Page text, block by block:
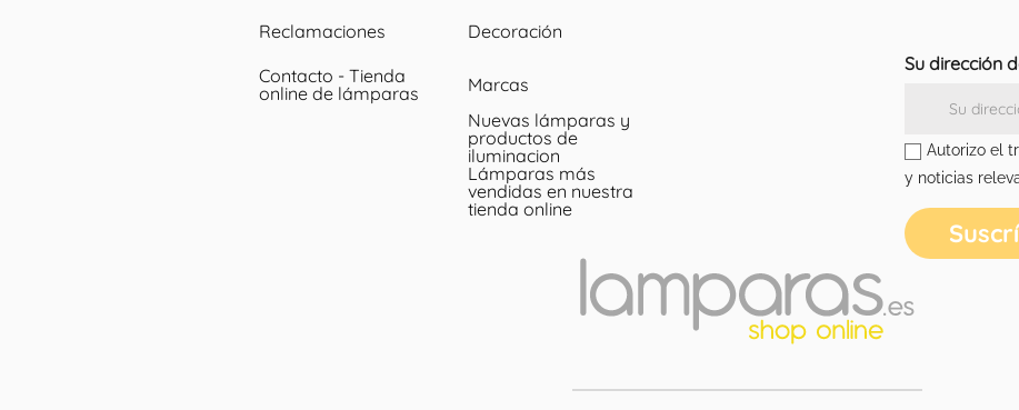
Reclamaciones
Contacto - Tienda
online de lámparas
Decoración
Marcas
Nuevas lámparas y
productos de
iluminacion
Lámparas más
vendidas en nuestra
tienda online
Su dirección
Autorizo el
y noticias